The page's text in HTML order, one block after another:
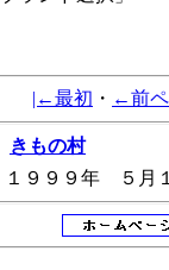
|←最初 ・ ←前
きもの村
１９９９年 ５月